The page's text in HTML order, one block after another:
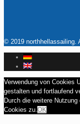
© 2019 northhellassailing.
Verwendung von Cookies
gestalten und fortlaufend
Durch die weitere
Cookies zu.OK